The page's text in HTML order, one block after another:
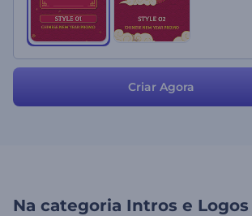
Criar Agora
Na categoria Intros e Logos